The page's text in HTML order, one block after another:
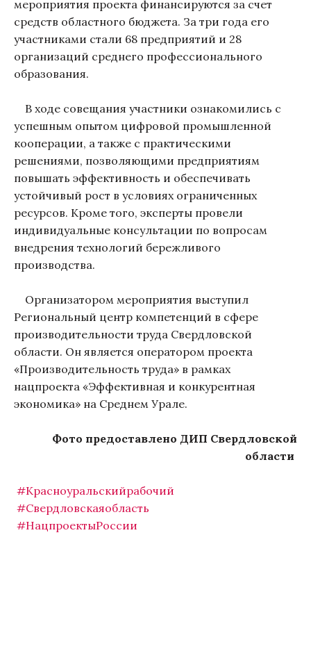
мероприятия проекта финансируются за счет
средств областного бюджета. За три года его
участниками стали 68 предприятий и 28
организаций среднего профессионального
образования.
В ходе совещания участники ознакомились с
успешным опытом цифровой промышленной
кооперации, а также с практическими
решениями, позволяющими предприятиям
повышать эффективность и обеспечивать
устойчивый рост в условиях ограниченных
ресурсов. Кроме того, эксперты провели
индивидуальные консультации по вопросам
внедрения технологий бережливого
производства.
Организатором мероприятия выступил
Региональный центр компетенций в сфере
производительности труда Свердловской
области. Он является оператором проекта
«Производительность труда» в рамках
нацпроекта «Эффективная и конкурентная
экономика» на Среднем Урале.
Фото предоставлено ДИП Свердловской
области
#Красноуральскийрабочий
#Свердловскаяобласть
#НацпроектыРоссии